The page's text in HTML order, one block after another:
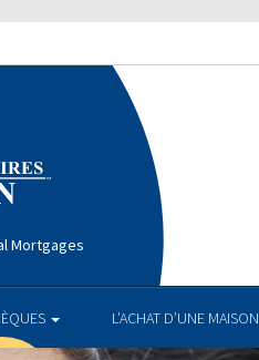
Mortgages
L’ACHAT D’UNE MAISON